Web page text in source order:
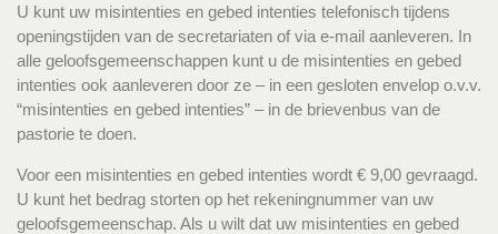
U kunt uw misintenties en gebed intenties telefonisch tijdens
openingstijden van de secretariaten of via e-mail aanleveren. In
alle geloofsgemeenschappen kunt u de misintenties en gebed
intenties ook aanleveren door ze – in een gesloten envelop o.v.v.
“misintenties en gebed intenties” – in de brievenbus van de
pastorie te doen.
Voor een misintenties en gebed intenties wordt € 9,00 gevraagd.
U kunt het bedrag storten op het rekeningnummer van uw
geloofsgemeenschap. Als u wilt dat uw misintenties en gebed